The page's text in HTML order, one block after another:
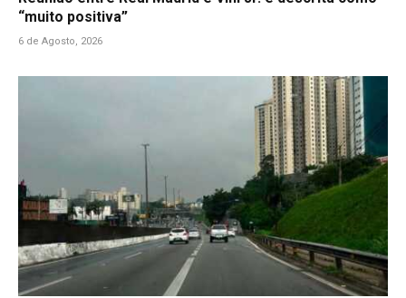
“muito positiva”
6 de Agosto, 2026